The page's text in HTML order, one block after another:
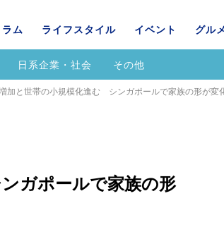
ム ライフスタイル イベント グル
日系企業・社会 その他
加と世帯の小規模化進む シンガポールで家族の形が変
ガポールで家族の形